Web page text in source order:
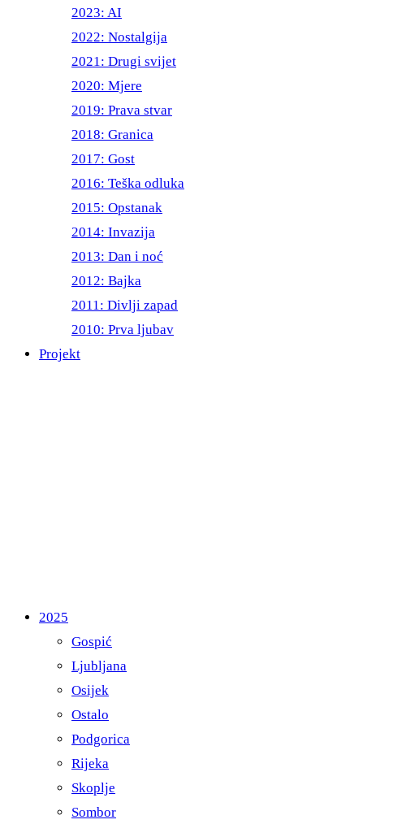
2023: AI
2022: Nostalgija
2021: Drugi svijet
2020: Mjere
2019: Prava stvar
2018: Granica
2017: Gost
2016: Teška odluka
2015: Opstanak
2014: Invazija
2013: Dan i noć
2012: Bajka
2011: Divlji zapad
2010: Prva ljubav
Projekt
2025
Gospić
Ljubljana
Osijek
Ostalo
Podgorica
Rijeka
Skoplje
Sombor